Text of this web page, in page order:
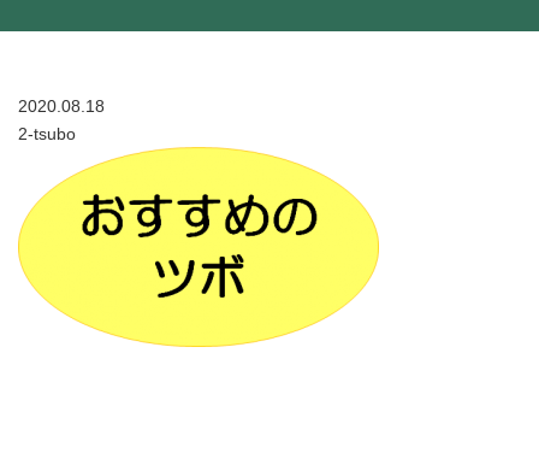
2020.08.18
2-tsubo